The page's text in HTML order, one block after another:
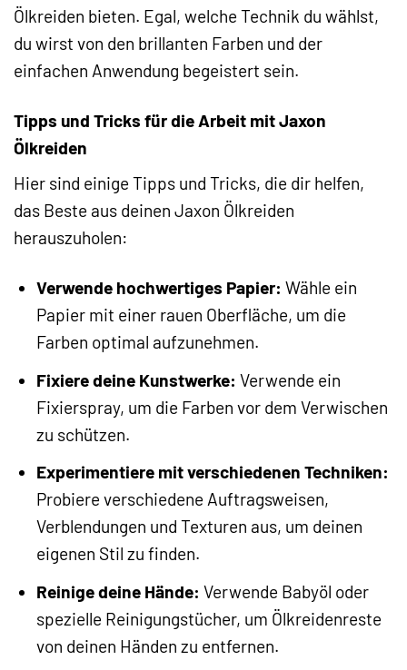
Ölkreiden bieten. Egal, welche Technik du wählst,
du wirst von den brillanten Farben und der
einfachen Anwendung begeistert sein.
Tipps und Tricks für die Arbeit mit Jaxon
Ölkreiden
Hier sind einige Tipps und Tricks, die dir helfen,
das Beste aus deinen Jaxon Ölkreiden
herauszuholen:
Verwende hochwertiges Papier: Wähle ein
Papier mit einer rauen Oberfläche, um die
Farben optimal aufzunehmen.
Fixiere deine Kunstwerke: Verwende ein
Fixierspray, um die Farben vor dem Verwischen
zu schützen.
Experimentiere mit verschiedenen Techniken:
Probiere verschiedene Auftragsweisen,
Verblendungen und Texturen aus, um deinen
eigenen Stil zu finden.
Reinige deine Hände: Verwende Babyöl oder
spezielle Reinigungstücher, um Ölkreidenreste
von deinen Händen zu entfernen.